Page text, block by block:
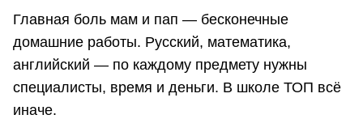
Главная боль мам и пап — бесконечные
домашние работы. Русский, математика,
английский — по каждому предмету нужны
специалисты, время и деньги. В школе ТОП всё
иначе.